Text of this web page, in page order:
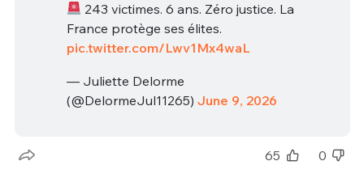
243 victimes. 6 ans. Zéro justice. La
France protège ses élites.
pic.twitter.com/Lwv1Mx4waL
— Juliette Delorme
(@DelormeJul11265) June 9, 2026
65 0